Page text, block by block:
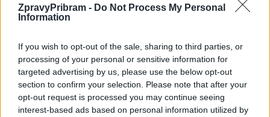
ZpravyPribram - Do Not Process My Personal
Information
If you wish to opt-out of the sale, sharing to third parties, or
processing of your personal or sensitive information for
targeted advertising by us, please use the below opt-out
section to confirm your selection. Please note that after your
opt-out request is processed you may continue seeing
interest-based ads based on personal information utilized by
rozvodů, které výrazně ovlivní dopravu v centru města.